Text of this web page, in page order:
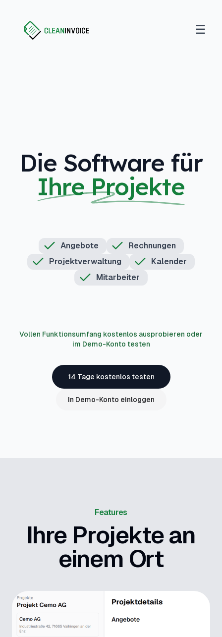
Open
☰
Die Software für
Ihre Projekte
Angebote
Rechnungen
Projektverwaltung
Kalender
Mitarbeiter
Vollen Funktionsumfang kostenlos ausprobieren oder
im Demo-Konto testen
14 Tage kostenlos testen
In Demo-Konto einloggen
Features
Ihre Projekte an
einem Ort